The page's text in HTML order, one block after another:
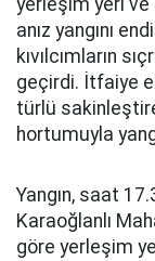
yerleşim yeri ve
anız yangını
kıvılcımların
geçirdi. İtfaiye
türlü
hortumuyla
Yangın, saat
Karaoğlanlı
göre yerleşim